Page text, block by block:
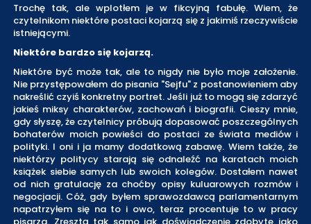
Trochę tak, ale wplotłem je w fikcyjną fabułę. Wiem, że
czytelnikom niektóre postaci kojarzą się z jakimiś rzeczywiście
istniejącymi.
Niektóre bardzo się kojarzą.
Niektóre być może tak, ale to nigdy nie było moje założenie.
Nie przystępowałem do pisania "Sejfu" z postanowieniem aby
nakreślić czyiś konkretny portret. Jeśli już to mogą się zdarzyć
jakieś miksy charakterów, zachowań i biografii. Cieszy mnie,
gdy słyszę, że czytelnicy próbują dopasować poszczególnych
bohaterów moich powieści do postaci ze świata mediów i
polityki. I oni i ja mamy dodatkową zabawę. Wiem także, że
niektórzy politycy starają się odnaleźć na karatach moich
książek siebie samych lub swoich kolegów. Dostałem nawet
od nich gratulację za choćby opisy kuluarowych rozmów i
negocjacji. Cóż, gdy byłem sprawozdawcą parlamentarnym
napatrzyłem się na to i owo, teraz procentuje to w pracy
pisarza. Zresztą tak samo jak doświadczenie zdobyte jako